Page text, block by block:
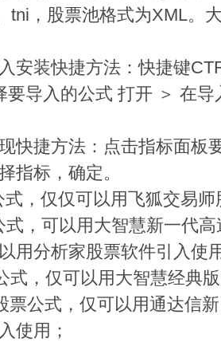
tni，股票池格式为XML。
安装快捷方法：快捷键
要导入的公式 打开 ＞ 在
快捷方法：点击指标面板
指标，确定。
式，仅仅可以用飞狐交易
式，可以用大智慧新一代
用分析家股票软件引入使
式，仅可以用大智慧经典
票公式，仅可以用通达信
使用；